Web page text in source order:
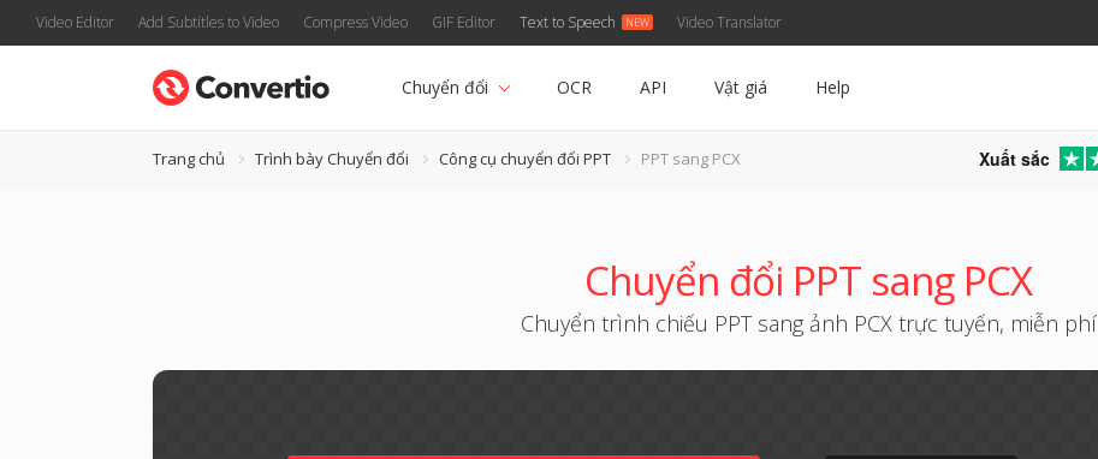
Video Editor Add Subtitles to Video Compress Video GIF Editor Text to Speech Video Translator
Chuyển đổi OCR API Vật giá Help
Trang chủ Trình bày Chuyển đổi Công cụ chuyển đổi PPT PPT sang PCX Xuất sắc
Chuyển đổi PPT sang PCX
Chuyển trình chiếu PPT sang ảnh PCX trực tuyến, miễn phí